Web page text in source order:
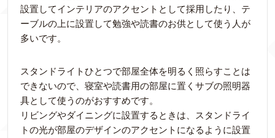
設置してインテリアのアクセントとして採用したり、テ
ーブルの上に設置して勉強や読書のお供として使う人が
多いです。
スタンドライトひとつで部屋全体を明るく照らすことは
できないので、寝室や読書用の部屋に置くサブの照明器
具として使うのがおすすめです。
リビングやダイニングに設置するときは、スタンドライ
トの光が部屋のデザインのアクセントになるように設置